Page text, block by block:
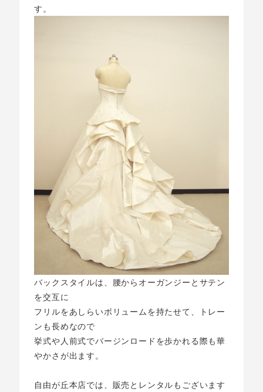
す。
バックスタイルは、腰からオーガンジーとサテン
を交互に
フリルをあしらいボリュームを持たせて、トレー
ンも長めなので
挙式や人前式でバージンロードを歩かれる際も華
やかさが出ます。
自由が丘本店では、販売とレンタルもございます